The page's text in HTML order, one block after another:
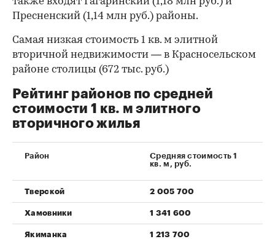
Пресненский (1,14 млн руб.) районы.
Самая низкая стоимость 1 кв. м элитной
вторичной недвижимости — в Красносельском
районе столицы (672 тыс. руб.)
Рейтинг районов по средней
стоимости 1 кв. м элитного
вторичного жилья
Район
Средняя стоимость 1
кв. м, руб.
Тверской 2 005 700
Хамовники 1 341 600
Якиманка 1 213 700